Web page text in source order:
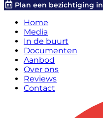
Plan een bezichtiging in
Home
Media
In de buurt
Documenten
Aanbod
Over ons
Reviews
Contact